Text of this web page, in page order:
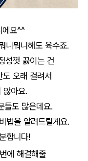
에요^^
니뭐니해도 육수죠.
성껏 끓이는 건
오래 걸려서
않아요.
들도 많은데요.
법을 알려드릴게요.
합니다!
에 해결해줄